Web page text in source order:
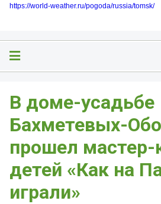
https://world-weather.ru/pogoda/russia/tomsk/
В доме-усадьбе
Бахметевых-
прошел мастер-
детей «Как на
играли»